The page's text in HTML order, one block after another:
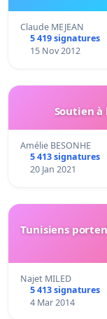
Claude MEJEAN
5 419 signatures
15 Nov 2012
Soutien à
Amélie BESONHE
5 413 signatures
20 Jan 2021
Tunisiens portent plainte contre les gouvernements
Najet MILED
5 413 signatures
4 Mar 2014